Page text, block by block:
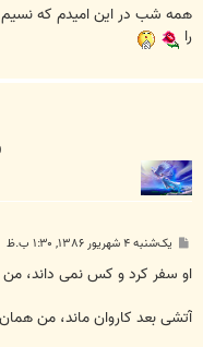
ت
همه شب در اين اميدم كه نسيم
را
پ
ت
یک‌شنبه ۴ شهریور ۱۳۸۶, ۱:۳۰ ب.ظ
او سفر کرد و کس نمی داند، من
آتشی بعد کاروان ماند، من